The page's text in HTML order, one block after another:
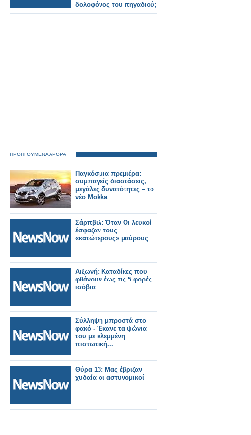
δολοφόνος του πηγαδιού;
ΠΡΟΗΓΟΥΜΕΝΑ ΑΡΘΡΑ
Παγκόσμια πρεμιέρα:
συμπαγείς διαστάσεις,
μεγάλες δυνατότητες – το
νέο Mokka
Σάρπβιλ: Όταν Οι λευκοί
έσφαζαν τους
«κατώτερους» μαύρους
Αιξωνή: Καταδίκες που
φθάνουν έως τις 5 φορές
ισόβια
Σύλληψη μπροστά στο
φακό - Έκανε τα ψώνια
του με κλεμμένη
πιστωτική...
Θύρα 13: Μας έβριζαν
χυδαία οι αστυνομικοί